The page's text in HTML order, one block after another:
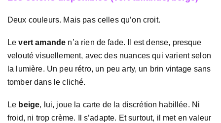
Deux couleurs. Mais pas celles qu’on croit.
Levert amande n’a rien de fade. Il est dense, presque
velouté visuellement, avec des nuances qui varient selon
la lumière. Un peu rétro, un peu arty, un brin vintage sans
tomber dans le cliché.
Le beige, lui, joue la carte de la discrétion habillée. Ni
froid, ni trop crème. Il s’adapte. Et surtout, il met en valeur